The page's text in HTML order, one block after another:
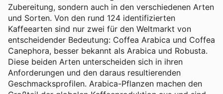
Zubereitung, sondern auch in den verschiedenen Arten
und Sorten. Von den rund 124 identifizierten
Kaffeearten sind nur zwei für den Weltmarkt von
entscheidender Bedeutung: Coffea Arabica und Coffea
Canephora, besser bekannt als Arabica und Robusta.
Diese beiden Arten unterscheiden sich in ihren
Anforderungen und den daraus resultierenden
Geschmacksprofilen. Arabica-Pflanzen machen den